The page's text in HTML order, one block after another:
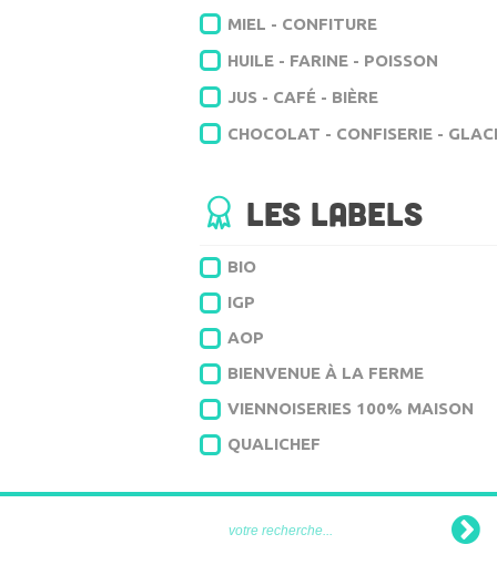
MIEL - CONFITURE
HUILE - FARINE - POISSON
JUS - CAFÉ - BIÈRE
CHOCOLAT - CONFISERIE -
Les labels
BIO
IGP
AOP
BIENVENUE À LA FERME
VIENNOISERIES 100% MAISON
QUALICHEF